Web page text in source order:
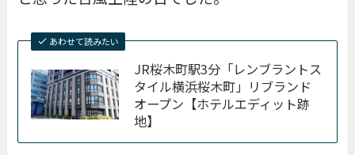
あわせて読みたい
JR桜木町駅3分「レンブラントス
タイル横浜桜木町」リブランド
オープン【ホテルエディット跡
地】